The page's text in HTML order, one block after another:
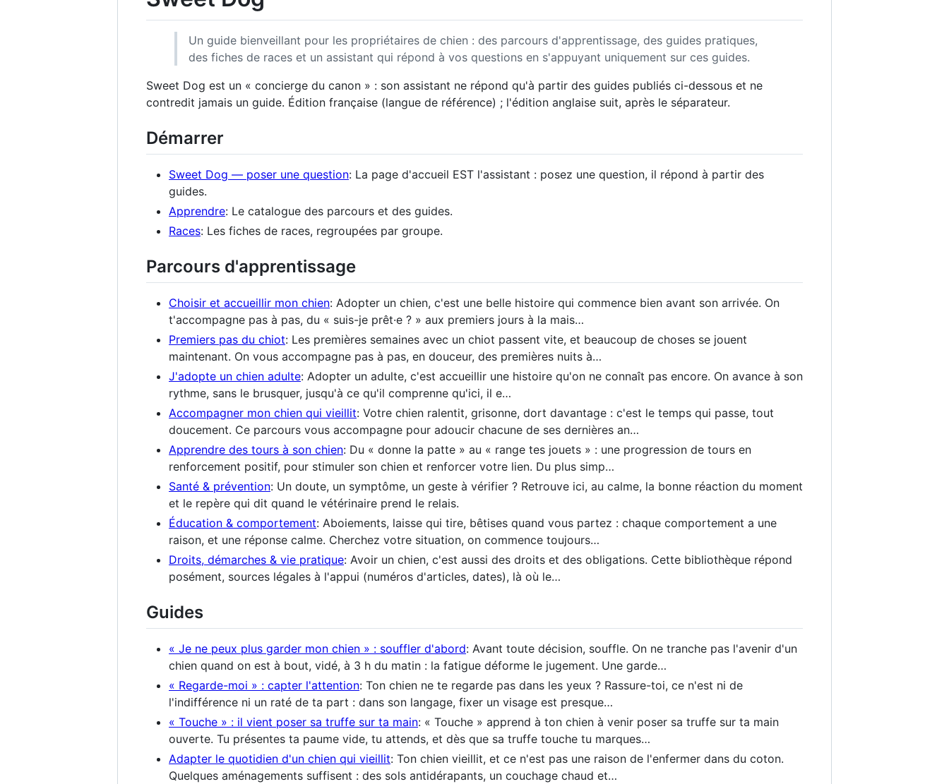
Un guide bienveillant pour les propriétaires de chien : des parcours d'apprentissage, des guides pratiques,
des fiches de races et un assistant qui répond à vos questions en s'appuyant uniquement sur ces guides.
Sweet Dog est un « concierge du canon » : son assistant ne répond qu'à partir des guides publiés ci-dessous et ne
contredit jamais un guide. Édition française (langue de référence) ; l'édition anglaise suit, après le séparateur.
Démarrer
Sweet Dog — poser une question: La page d'accueil EST l'assistant : posez une question, il répond à partir des
guides.
Apprendre: Le catalogue des parcours et des guides.
Races: Les fiches de races, regroupées par groupe.
Parcours d'apprentissage
Choisir et accueillir mon chien: Adopter un chien, c'est une belle histoire qui commence bien avant son arrivée. On
t'accompagne pas à pas, du « suis-je prêt·e ? » aux premiers jours à la mais…
Premiers pas du chiot: Les premières semaines avec un chiot passent vite, et beaucoup de choses se jouent
maintenant. On vous accompagne pas à pas, en douceur, des premières nuits à…
J'adopte un chien adulte: Adopter un adulte, c'est accueillir une histoire qu'on ne connaît pas encore. On avance à son
rythme, sans le brusquer, jusqu'à ce qu'il comprenne qu'ici, il e…
Accompagner mon chien qui vieillit: Votre chien ralentit, grisonne, dort davantage : c'est le temps qui passe, tout
doucement. Ce parcours vous accompagne pour adoucir chacune de ses dernières an…
Apprendre des tours à son chien: Du « donne la patte » au « range tes jouets » : une progression de tours en
renforcement positif, pour stimuler son chien et renforcer votre lien. Du plus simp…
Santé & prévention: Un doute, un symptôme, un geste à vérifier ? Retrouve ici, au calme, la bonne réaction du moment
et le repère qui dit quand le vétérinaire prend le relais.
Éducation & comportement: Aboiements, laisse qui tire, bêtises quand vous partez : chaque comportement a une
raison, et une réponse calme. Cherchez votre situation, on commence toujours…
Droits, démarches & vie pratique: Avoir un chien, c'est aussi des droits et des obligations. Cette bibliothèque répond
posément, sources légales à l'appui (numéros d'articles, dates), là où le…
Guides
« Je ne peux plus garder mon chien » : souffler d'abord: Avant toute décision, souffle. On ne tranche pas l'avenir d'un
chien quand on est à bout, vidé, à 3 h du matin : la fatigue déforme le jugement. Une garde…
« Regarde-moi » : capter l'attention: Ton chien ne te regarde pas dans les yeux ? Rassure-toi, ce n'est ni de
l'indifférence ni un raté de ta part : dans son langage, fixer un visage est presque…
« Touche » : il vient poser sa truffe sur ta main: « Touche » apprend à ton chien à venir poser sa truffe sur ta main
ouverte. Tu présentes ta paume vide, tu attends, et dès que sa truffe touche tu marques…
Adapter le quotidien d'un chien qui vieillit: Ton chien vieillit, et ce n'est pas une raison de l'enfermer dans du coton.
Quelques aménagements suffisent : des sols antidérapants, un couchage chaud et…